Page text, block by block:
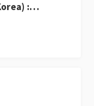
:…